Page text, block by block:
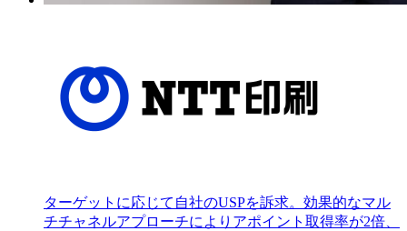
ターゲットに応じて自社のUSPを訴求。効果的なマル
チチャネルアプローチによりアポイント取得率が2倍、